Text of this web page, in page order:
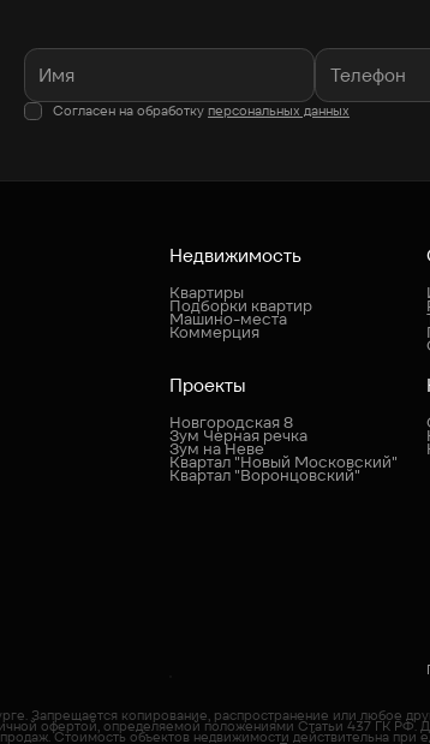
Согласен на обработкуперсональных данных
Недвижимость
Квартиры
Подборки квартир
Машино-места
Коммерция
Проекты
Новгородская 8
Зум Черная речка
Зум на Неве
Квартал "Новый Московский"
Квартал "Воронцовский"
Запрещается копирование, распространение или любое
офертой, определяемой положениями Статьи 437 ГК РФ.
Cтоимость объектов недвижимости действительна